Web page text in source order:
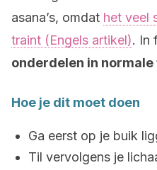
asana’s, omdat het veel
traint (Engels artikel). In
onderdelen in
Hoe je dit moet doen
Ga eerst op je buik
Til vervolgens je